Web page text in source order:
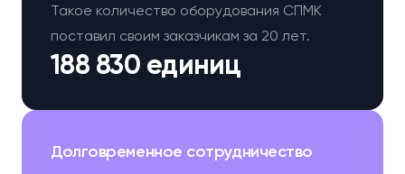
188 830 единиц
Такое количество оборудования СПМК
поставил своим заказчикам за 20 лет.
Долговременное сотрудничество